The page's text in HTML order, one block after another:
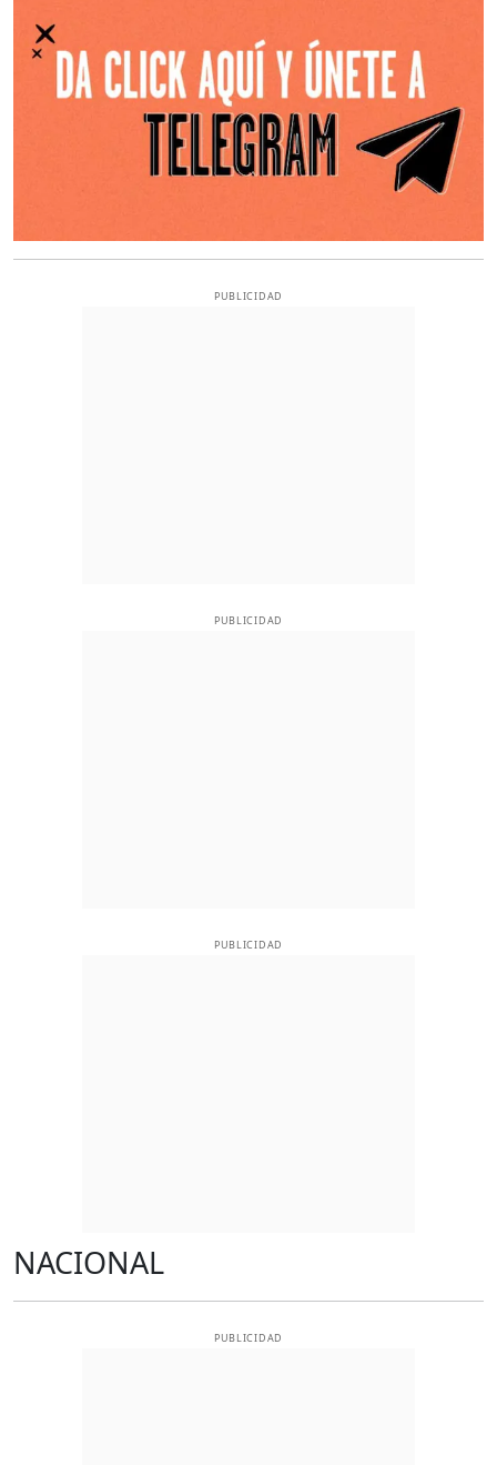
PUBLICIDAD
PUBLICIDAD
PUBLICIDAD
NACIONAL
PUBLICIDAD